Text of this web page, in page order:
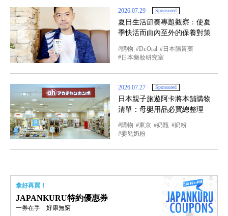
2026.07.29 Sponsored
夏日生活節奏專題觀察：使夏
季快活而由內至外的保養對策
購物 Dr.Oral
日本腸胃藥
日本藥妝研究室
2026.07.27 Sponsored
日本親子旅遊阿卡將本舖購物
清單：母嬰用品必買總整理
購物 東京 奶瓶
奶粉
嬰兒奶粉
拿好再買！
JAPANKURU特約優惠券
一券在手 好康無窮